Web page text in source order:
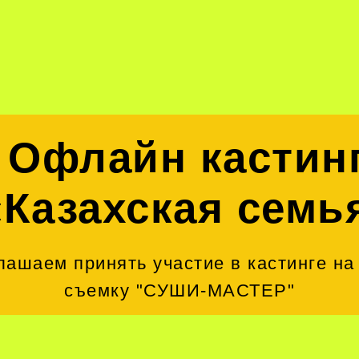
Офлайн
принять участие в кастинге
съемку "СУШИ-МАСТЕР"